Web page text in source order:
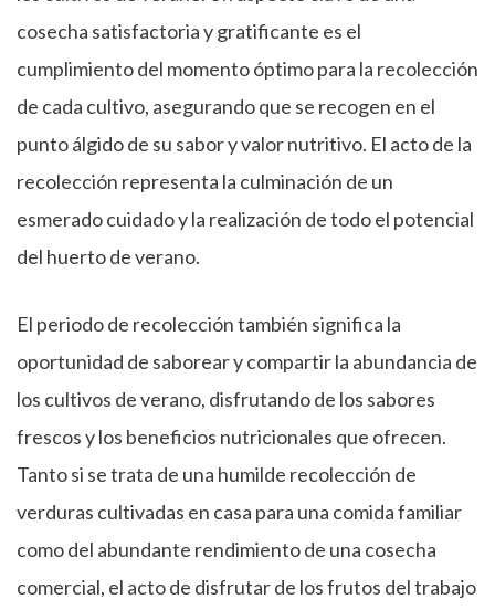
cosecha satisfactoria y gratificante es el
cumplimiento del momento óptimo para la recolección
de cada cultivo, asegurando que se recogen en el
punto álgido de su sabor y valor nutritivo. El acto de la
recolección representa la culminación de un
esmerado cuidado y la realización de todo el potencial
del huerto de verano.
El periodo de recolección también significa la
oportunidad de saborear y compartir la abundancia de
los cultivos de verano, disfrutando de los sabores
frescos y los beneficios nutricionales que ofrecen.
Tanto si se trata de una humilde recolección de
verduras cultivadas en casa para una comida familiar
como del abundante rendimiento de una cosecha
comercial, el acto de disfrutar de los frutos del trabajo